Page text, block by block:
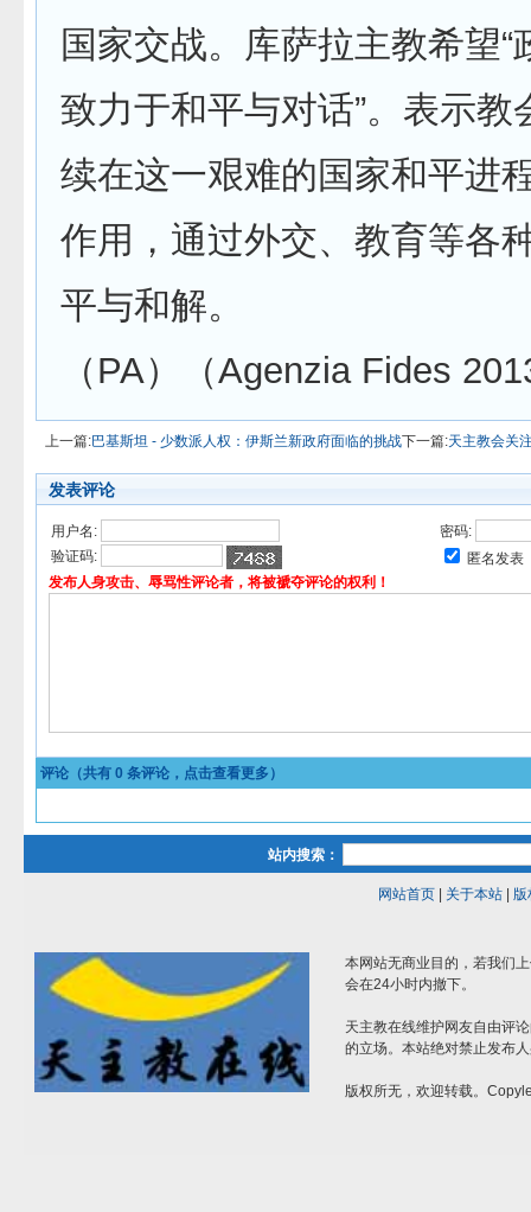
国家交战。库萨拉主教希望“
致力于和平与对话”。表示教
续在这一艰难的国家和平进
作用，通过外交、教育等各
平与和解。
（PA）（Agenzia Fides
上一篇:巴基斯坦 - 少数派人权：伊斯兰新政府面临的挑战下一篇:天主教会关
发表评论
用户名:
密码:
验证码:
匿名发表
发布人身攻击、辱骂性评论者，将被褫夺评论的权利！
评论（共有 0 条评论，点击查看更多）
站内搜索：
网站首页| 关于本站| 版
本网站无商业目的，若我们
会在24小时内撤下。
天主教在线维护网友自由评
的立场。本站绝对禁止发布
版权所无，欢迎转载。